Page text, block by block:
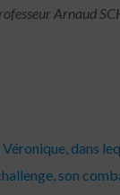
Arnaud
dans
son